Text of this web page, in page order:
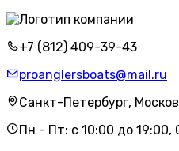
+7 (812) 409-39-43
proanglersboats@mail.ru
Санкт-Петербург,
Пн - Пт: с 10:00 до 19:00,